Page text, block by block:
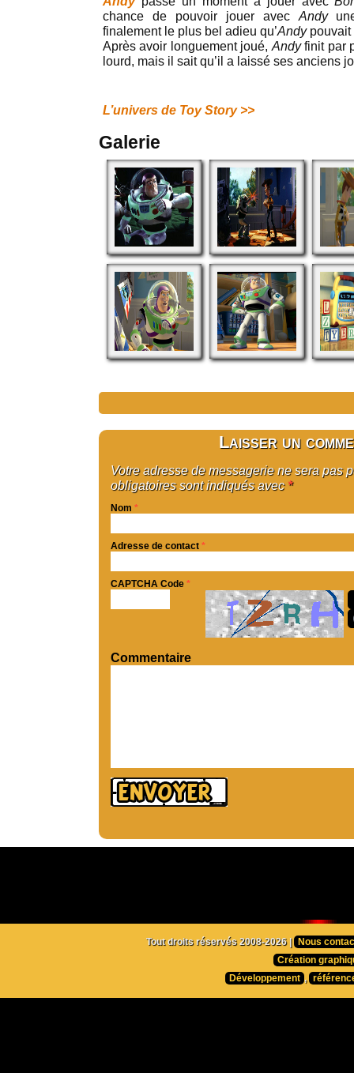
chance de pouvoir jouer avec Andy
finalement le plus bel adieu qu’Andypouvait
Après avoir longuement joué, Andyfinit par
lourd, mais il sait qu’il a laissé ses anciens
L’univers de Toy Story >>
Galerie
Laisser un
Votre adresse de messagerie ne sera pas
obligatoires sont indiqués avec *
Nom *
Adresse de contact *
CAPTCHA Code *
Commentaire
Tout droits réservés 2008-2026 |
Nous
Création
Développement ,